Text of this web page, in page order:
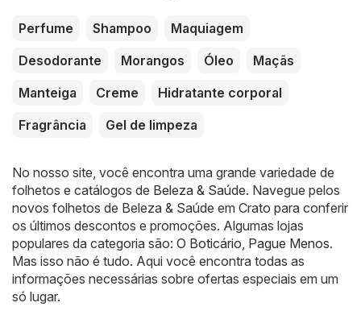
Perfume Shampoo
Maquiagem
Desodorante
Morangos Óleo
Maçãs
Manteiga
Creme
Hidratante corporal
Fragrância
Gel de limpeza
No nosso site, você encontra uma grande variedade de
folhetos e catálogos de Beleza & Saúde. Navegue pelos
novos folhetos de Beleza & Saúde em Crato para conferir
os últimos descontos e promoções. Algumas lojas
populares da categoria são: O Boticário, Pague Menos.
Mas isso não é tudo. Aqui você encontra todas as
informações necessárias sobre ofertas especiais em um
só lugar.